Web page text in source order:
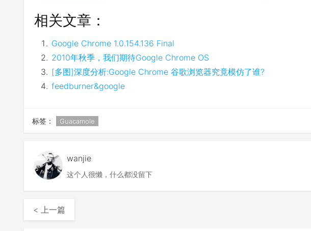
相关文章：
Google Chrome 1.0.154.136 Final
2010年秋季，我们期待Google Chrome OS
[多图]深度分析:Google Chrome 谷歌浏览器究竟模仿了谁?
feedburner&google
标签： Guacamole
wanjie
这个人很懒，什么都没留下
< 上一篇